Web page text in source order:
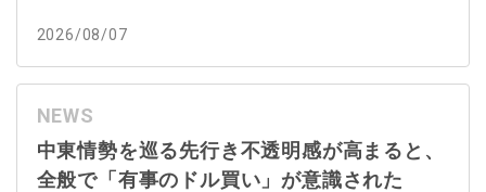
2026/08/07
NEWS
中東情勢を巡る先行き不透明感が高まると、
全般で「有事のドル買い」が意識された